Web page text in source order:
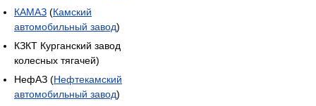
КАМАЗ (Камский
автомобильный завод)
КЗКТ Курганский завод
колесных тягачей)
НефАЗ (Нефтекамский
автомобильный завод)